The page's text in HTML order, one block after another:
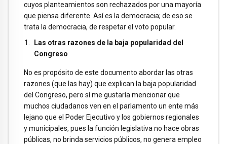
cuyos planteamientos son rechazados por una mayoría
que piensa diferente. Así es la democracia; de eso se
trata la democracia, de respetar el voto popular.
Las otras razones de la baja popularidad del
Congreso
No es propósito de este documento abordar las otras
razones (que las hay) que explican la baja popularidad
del Congreso, pero sí me gustaría mencionar que
muchos ciudadanos ven en el parlamento un ente más
lejano que el Poder Ejecutivo y los gobiernos regionales
y municipales, pues la función legislativa no hace obras
públicas, no brinda servicios públicos, no genera empleo